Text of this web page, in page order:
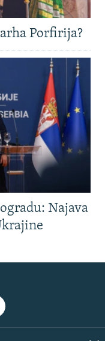
Porfirija?
Najava